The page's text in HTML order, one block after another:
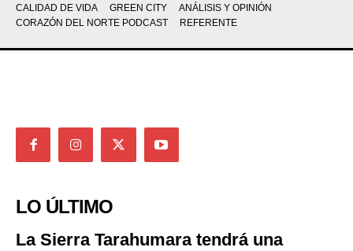
CALIDAD DE VIDA
GREEN CITY
ANÁLISIS Y OPINIÓN
CORAZÓN DEL NORTE PODCAST
REFERENTE
LO ÚLTIMO
La Sierra Tarahumara tendrá una